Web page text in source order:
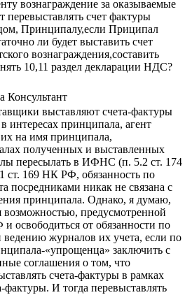
вознаграждение за оказываемые
перевыставлять счет фактуры
Принципалу,если Приципал
ли будет выставить счет
вознаграждения,составить
10,11 раздел декларации НДС?
Консультант
выставляют счета-фактуры
интересах принципала, агент
их на имя принципала,
полученных и выставленных
пересылать в ИФНС (п. 5.2 ст. 174
169 НК РФ, обязанность по
посредниками никак не связана с
принципала. Однако, я думаю,
возможностью, предусмотренной
освободиться от обязанности по
журналов их учета, если по
«упрощенца» заключить с
соглашения о том, что
счета-фактуры в рамках
фактуры. И тогда перевыставлять